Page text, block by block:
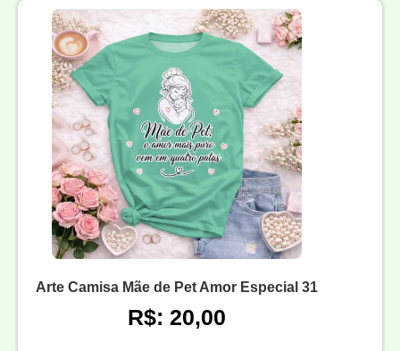
Arte Camisa Mãe de Pet Amor Especial 31
R$: 20,00